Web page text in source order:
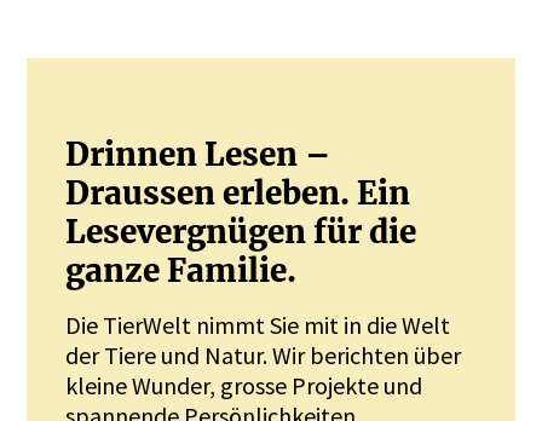
Drinnen Lesen –
Draussen erleben. Ein
Lesevergnügen für die
ganze Familie.
Die TierWelt nimmt Sie mit in die Welt
der Tiere und Natur. Wir berichten über
kleine Wunder, grosse Projekte und